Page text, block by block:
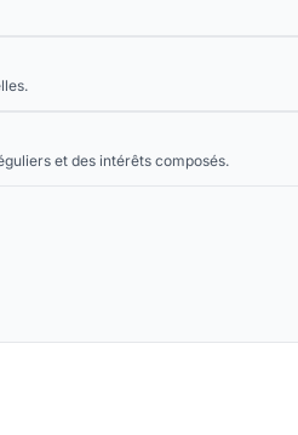
et des intérêts composés.